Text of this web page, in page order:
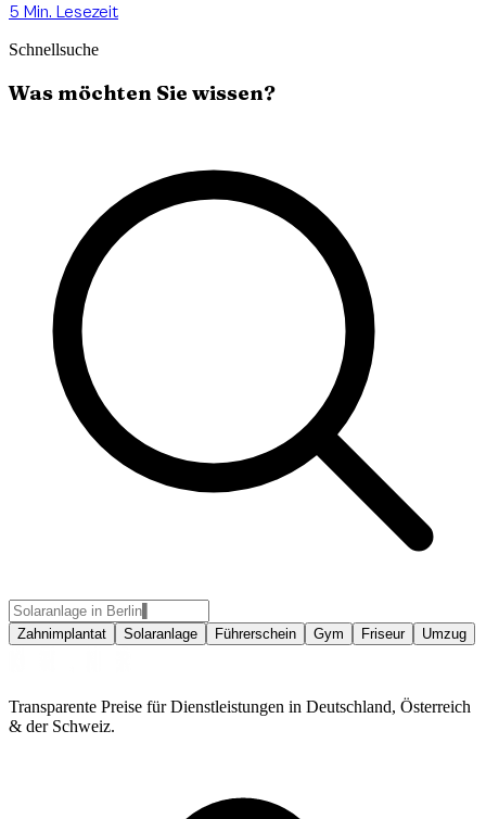
5 Min. Lesezeit
Schnellsuche
Was möchten Sie wissen?
Zahnimplantat Solaranlage Führerschein Gym Friseur Umzug
Transparente Preise für Dienstleistungen in Deutschland, Österreich
& der Schweiz.